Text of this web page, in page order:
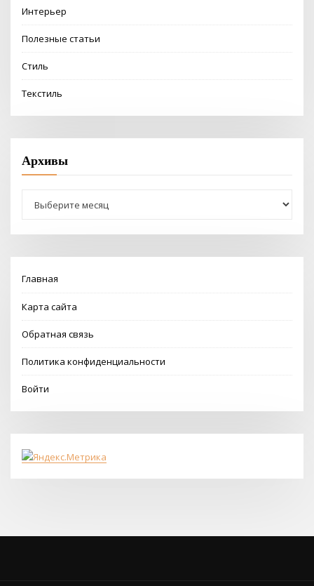
Интерьер
Полезные статьи
Стиль
Текстиль
Архивы
Главная
Карта сайта
Обратная связь
Политика конфиденциальности
Войти